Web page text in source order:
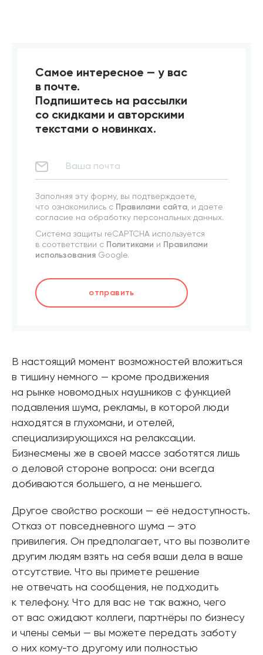
Самое интересное — у вас
в почте.
Подпишитесь на рассылки
со скидками и авторскими
текстами о новинках.
Заполняя эту форму, вы подтверждаете,
что ознакомились с Правилами сайта, и даете
согласие на обработку персональных данных.
Система защиты reCAPTCHA используется
в соответствии с Политиками и Правилами
использования Google.
отправить
В настоящий момент возможностей вложиться
в тишину немного — кроме продвижения
на рынке новомодных наушников с функцией
подавления шума, рекламы, в которой люди
находятся в глухомани, и отелей,
специализирующихся на релаксации.
Бизнесмены же в своей массе заботятся лишь
о деловой стороне вопроса: они всегда
добиваются большего, а не меньшего.
Другое свойство роскоши — её недоступность.
Отказ от повседневного шума — это
привилегия. Он предполагает, что вы позволите
другим людям взять на себя ваши дела в ваше
отсутствие. Что вы примете решение
не отвечать на сообщения, не подходить
к телефону. Что для вас не так важно, чего
от вас ожидают коллеги, партнёры по бизнесу
и члены семьи — вы можете передать заботу
о них кому-то другому или полностью